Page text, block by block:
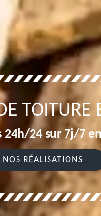
TOITURE
24h/24 sur 7j/7
NOS RÉALISATIONS